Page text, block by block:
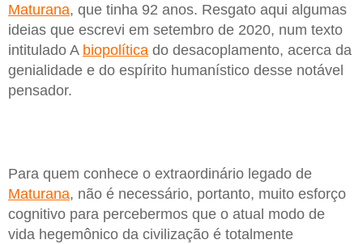
Maturana, que tinha 92 anos. Resgato aqui algumas
ideias que escrevi em setembro de 2020, num texto
intitulado A biopolítica do desacoplamento, acerca da
genialidade e do espírito humanístico desse notável
pensador.
Para quem conhece o extraordinário legado de
Maturana, não é necessário, portanto, muito esforço
cognitivo para percebermos que o atual modo de
vida hegemônico da civilização é totalmente